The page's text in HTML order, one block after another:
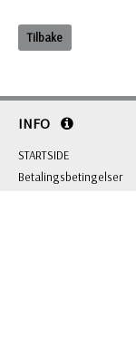
Tilbake
INFO
STARTSIDE
Betalingsbetingelser